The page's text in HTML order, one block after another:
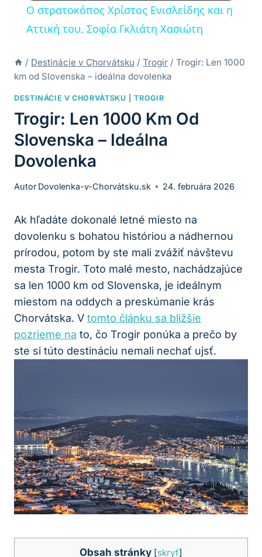
Ο στρατοκόπος Χρίστος Ενισλείδης και η
Αττική του, Σοφία Γκλιάτη Χασιώτη
/ Destinácie v Chorvátsku / Trogir / Trogir: Len 1000
km od Slovenska – ideálna dovolenka
DESTINÁCIE V CHORVÁTSKU |TROGIR
Trogir: Len 1000 Km Od
Slovenska – Ideálna
Dovolenka
Autor Dovolenka-v-Chorvátsku.sk 24. februára 2026
Ak hľadáte dokonalé letné miesto na
dovolenku s bohatou históriou a nádhernou
prírodou, potom by ste mali zvážiť návštevu
mesta Trogir. Toto malé mesto, nachádzajúce
sa len 1000 km od Slovenska, je ideálnym
miestom na oddych a preskúmanie krás
Chorvátska. V tomto článku sa bližšie
pozrieme na to, čo Trogir ponúka a prečo by
ste si túto destináciu nemali nechať ujsť.
Obsah stránky [skryť]